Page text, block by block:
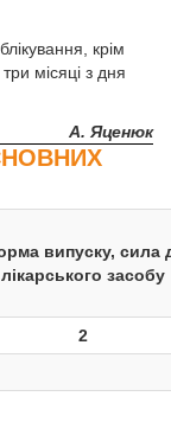
крім
місяці з дня
А. Яценюк
випуску, сила
лікарського засобу
2